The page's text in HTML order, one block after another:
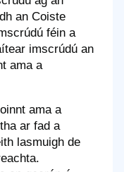
an Coiste
féin a
imscrúdú an
ama a
ama a
ar fad a
lasmuigh de